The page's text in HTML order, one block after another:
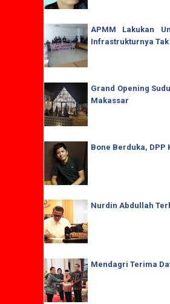
APMM Lakukan
Infrastrukturnya
Grand Opening
Makassar
Bone Berduka, DPP
Nurdin Abdullah
Mendagri Terima